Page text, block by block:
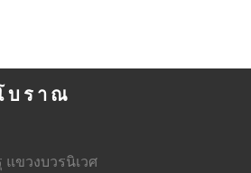
บราณ
แขวงบวรนิเวศ